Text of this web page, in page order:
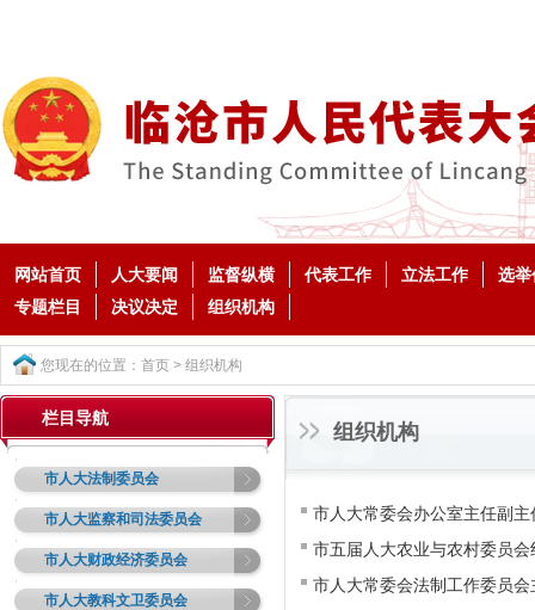
网站首页 人大要闻 监督纵横 代表工作 立法工作
选举
专题栏目
决议决定 组织机构
您现在的位置： 首页 > 组织机构
栏目导航
市人大法制委员会
市人大监察和司法委员会
市人大财政经济委员会
市人大教科文卫委员会
组织机构
市人大常委会办公室主任副主
市五届人大农业与农村委员会
市人大常委会法制工作委员会